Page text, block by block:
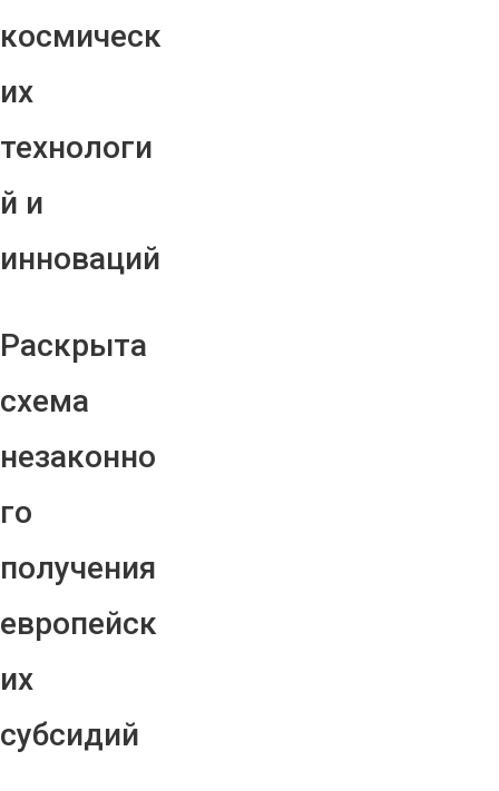
космическ
их
технологи
й и
инноваций
Раскрыта
схема
незаконно
го
получения
европейск
их
субсидий